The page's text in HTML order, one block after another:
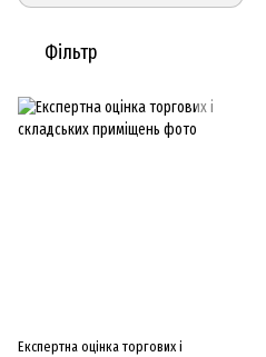
Фільтр
Експертна оцінка торгових і